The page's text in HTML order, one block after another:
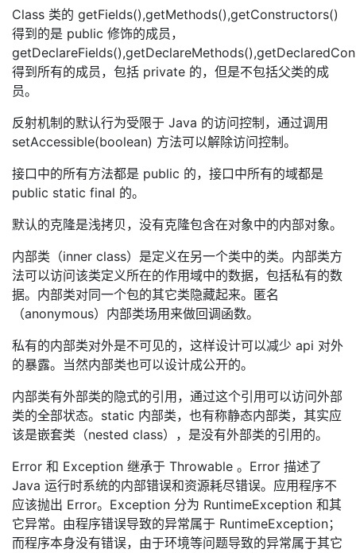
Class 类的 getFields(),getMethods(),getConstructors()
得到的是 public 修饰的成员，
得到所有的成员，包括 private 的，但是不包括父类的成
员。
反射机制的默认行为受限于 Java 的访问控制，通过调用
setAccessible(boolean) 方法可以解除访问控制。
接口中的所有方法都是 public 的，接口中所有的域都是
public static final 的。
默认的克隆是浅拷贝，没有克隆包含在对象中的内部对象。
内部类（inner class）是定义在另一个类中的类。内部类方
法可以访问该类定义所在的作用域中的数据，包括私有的数
据。内部类对同一个包的其它类隐藏起来。匿名
（anonymous）内部类场用来做回调函数。
私有的内部类对外是不可见的，这样设计可以减少 api 对外
的暴露。当然内部类也可以设计成公开的。
内部类有外部类的隐式的引用，通过这个引用可以访问外部
类的全部状态。static 内部类，也有称静态内部类，其实应
该是嵌套类（nested class），是没有外部类的引用的。
Error 和 Exception 继承于 Throwable 。Error 描述了
Java 运行时系统的内部错误和资源耗尽错误。应用程序不
应该抛出 Error。Exception 分为 RuntimeException 和其
它异常。由程序错误导致的异常属于 RuntimeException；
而程序本身没有错误，由于环境等问题导致的异常属于其它